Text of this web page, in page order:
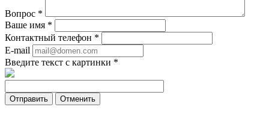
Вопрос *
Ваше имя *
Контактный телефон *
E-mail
Введите текст с картинки *
Отменить